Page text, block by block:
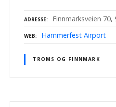
ADRESSE Finnmarksveien
WEB Hammerfest Airport
TROMS OG FINNMARK